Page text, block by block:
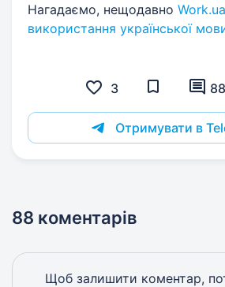
Нагадаємо, нещодавно
використання української
3 88
Отримувати в
88 коментарів
Щоб залишити коментар,